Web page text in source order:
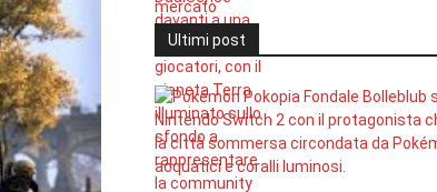
Ultimi post